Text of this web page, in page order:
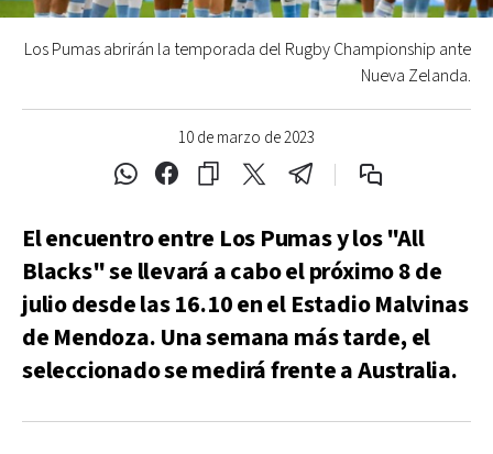
10 de marzo de 2023
Los Pumas abrirán la temporada del Rugby Championship ante
Nueva Zelanda.
El encuentro entre Los Pumas y los "All
Blacks" se llevará a cabo el próximo 8 de
julio desde las 16.10 en el Estadio Malvinas
de Mendoza. Una semana más tarde, el
seleccionado se medirá frente a Australia.